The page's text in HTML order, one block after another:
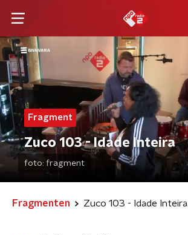
Fragment
Zuco 103 - Idade Inteira
foto: fragment
Fragmenten Zuco 103 - Idade Inteira